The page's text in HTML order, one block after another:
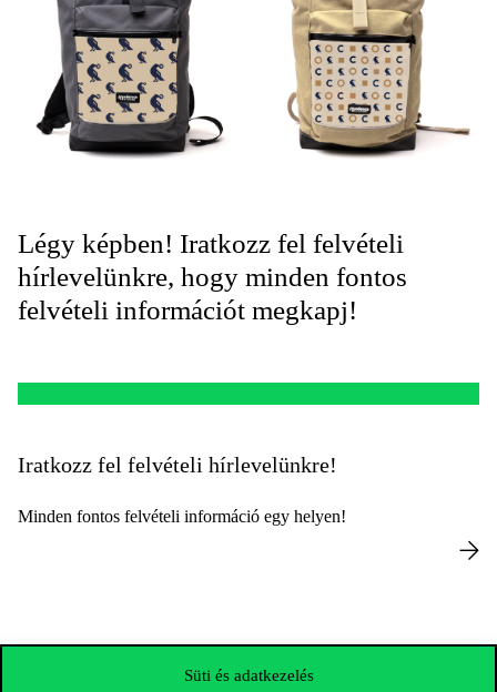
Süti és adatkezelés
Légy képben! Iratkozz fel felvételi
hírlevelünkre, hogy minden fontos
felvételi információt megkapj!
Iratkozz fel felvételi hírlevelünkre!
Minden fontos felvételi információ egy helyen!